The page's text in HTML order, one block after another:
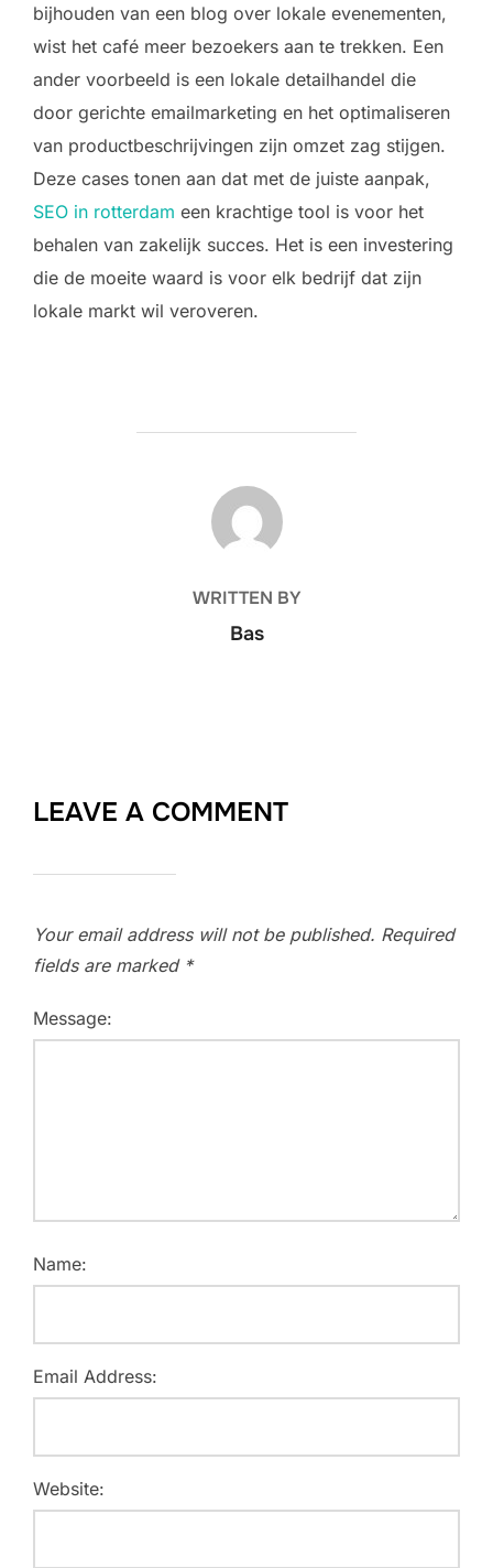
bijhouden van een blog over lokale evenementen,
wist het café meer bezoekers aan te trekken. Een
ander voorbeeld is een lokale detailhandel die
door gerichte emailmarketing en het optimaliseren
van productbeschrijvingen zijn omzet zag stijgen.
Deze cases tonen aan dat met de juiste aanpak,
SEO in rotterdam een krachtige tool is voor het
behalen van zakelijk succes. Het is een investering
die de moeite waard is voor elk bedrijf dat zijn
lokale markt wil veroveren.
POST AUTHOR
WRITTEN BY
Bas
LEAVE A COMMENT
Your email address will not be published. Required
fields are marked *
Message:
Name:
Email Address:
Website: